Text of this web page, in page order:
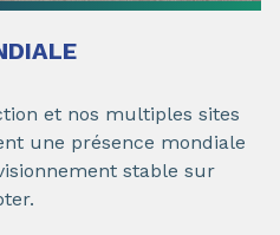
et nos multiples sites
une présence mondiale
stable sur